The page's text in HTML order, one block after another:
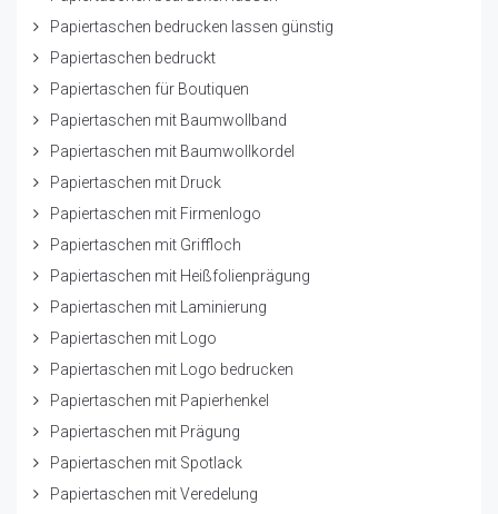
Papiertaschen bedrucken lassen günstig
Papiertaschen bedruckt
Papiertaschen für Boutiquen
Papiertaschen mit Baumwollband
Papiertaschen mit Baumwollkordel
Papiertaschen mit Druck
Papiertaschen mit Firmenlogo
Papiertaschen mit Griffloch
Papiertaschen mit Heißfolienprägung
Papiertaschen mit Laminierung
Papiertaschen mit Logo
Papiertaschen mit Logo bedrucken
Papiertaschen mit Papierhenkel
Papiertaschen mit Prägung
Papiertaschen mit Spotlack
Papiertaschen mit Veredelung